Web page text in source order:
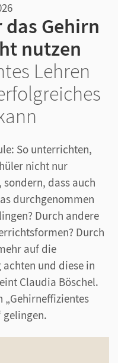
das Gehirn
nutzen
Lehren
So unterrichten,
nicht nur
dass auch
durchgenommen
Durch andere
Durch
auf die
und diese in
Claudia Böschel.
gelingen.